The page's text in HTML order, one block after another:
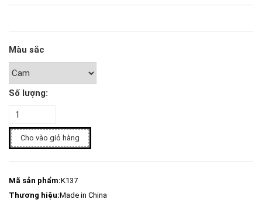
Màu sắc
Số lượng:
Cho vào giỏ hàng
Mã sản phẩm:K137
Thương hiệu:Made in China